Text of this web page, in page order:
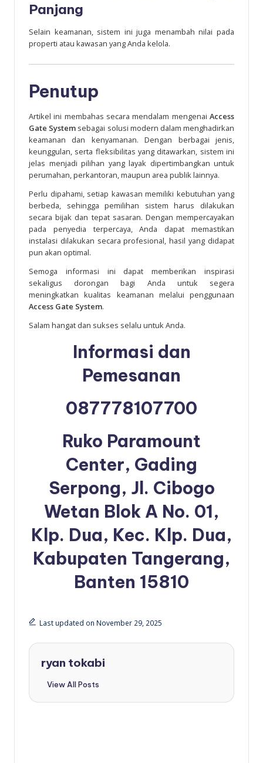
Panjang
Selain keamanan, sistem ini juga menambah nilai pada
properti atau kawasan yang Anda kelola.
Penutup
Artikel ini membahas secara mendalam mengenai Access
Gate System sebagai solusi modern dalam menghadirkan
keamanan dan kenyamanan. Dengan berbagai jenis,
keunggulan, serta fleksibilitas yang ditawarkan, sistem ini
jelas menjadi pilihan yang layak dipertimbangkan untuk
perumahan, perkantoran, maupun area publik lainnya.
Perlu dipahami, setiap kawasan memiliki kebutuhan yang
berbeda, sehingga pemilihan sistem harus dilakukan
secara bijak dan tepat sasaran. Dengan mempercayakan
pada penyedia terpercaya, Anda dapat memastikan
instalasi dilakukan secara profesional, hasil yang didapat
pun akan optimal.
Semoga informasi ini dapat memberikan inspirasi
sekaligus dorongan bagi Anda untuk segera
meningkatkan kualitas keamanan melalui penggunaan
Access Gate System.
Salam hangat dan sukses selalu untuk Anda.
Informasi dan
Pemesanan
087778107700
Ruko Paramount
Center, Gading
Serpong, Jl. Cibogo
Wetan Blok A No. 01,
Klp. Dua, Kec. Klp. Dua,
Kabupaten Tangerang,
Banten 15810
Last updated on November 29, 2025
ryan tokabi
View All Posts